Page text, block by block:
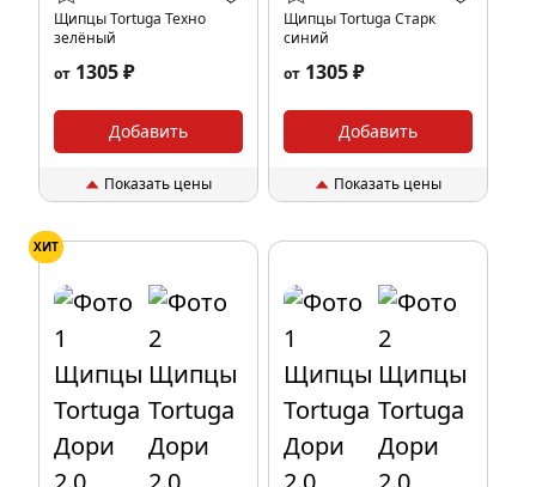
Щипцы Tortuga Техно
зелёный
от 1305 ₽
Добавить
Показать цены
Щипцы Tortuga Старк
синий
от 1305 ₽
Добавить
Показать цены
ХИТ